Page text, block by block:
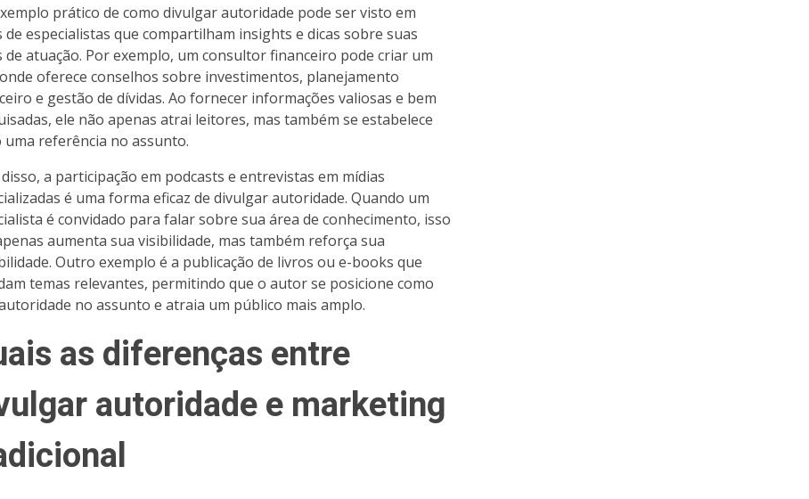
prático de como divulgar autoridade pode ser visto em
de especialistas que compartilham insights e dicas sobre suas
de atuação. Por exemplo, um consultor financeiro pode criar um
oferece conselhos sobre investimentos, planejamento
e gestão de dívidas. Ao fornecer informações valiosas e bem
ele não apenas atrai leitores, mas também se estabelece
uma referência no assunto.
a participação em podcasts e entrevistas em mídias
é uma forma eficaz de divulgar autoridade. Quando um
é convidado para falar sobre sua área de conhecimento, isso
aumenta sua visibilidade, mas também reforça sua
Outro exemplo é a publicação de livros ou e-books que
temas relevantes, permitindo que o autor se posicione como
no assunto e atraia um público mais amplo.
as diferenças entre
autoridade e marketing